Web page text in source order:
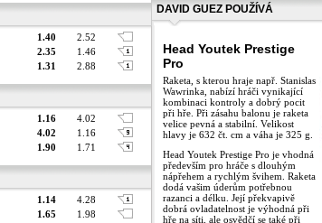
1.40 2.52
2.35 1.46
1.31 2.88
1.16 4.02
4.02 1.16
1.90 1.71
1.14 4.28
1.65 1.98
DAVID GUEZ POUŽÍVÁ
Head Youtek Prestige
Pro
Raketa, s kterou hraje např. Stanislas
Wawrinka, nabízí hráči vynikající
kombinaci kontroly a dobrý pocit
při hře. Při zásahu balonu je raketa
velice pevná a stabilní. Velikost
hlavy je 632 čt. cm a váha je 325 g.
Head Youtek Prestige Pro je vhodná
především pro hráče s dlouhým
nápřehem a rychlým švihem. Raketa
dodá vašim úderům potřebnou
razanci a délku. Její překvapivě
dobrá ovladatelnost je výhodná při
hře na síti, ale osvědčí se také při